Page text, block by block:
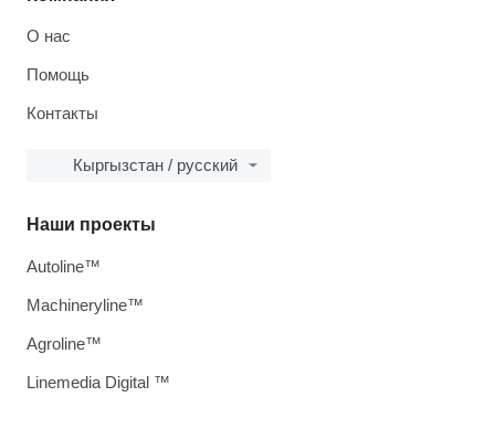
О нас
Помощь
Контакты
Кыргызстан / русский
Наши проекты
Autoline™
Machineryline™
Agroline™
Linemedia Digital ™